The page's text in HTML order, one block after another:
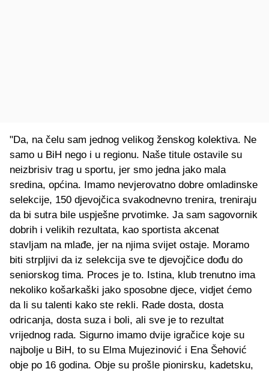
"Da, na čelu sam jednog velikog ženskog kolektiva. Ne
samo u BiH nego i u regionu. Naše titule ostavile su
neizbrisiv trag u sportu, jer smo jedna jako mala
sredina, općina. Imamo nevjerovatno dobre omladinske
selekcije, 150 djevojčica svakodnevno trenira, treniraju
da bi sutra bile uspješne prvotimke. Ja sam sagovornik
dobrih i velikih rezultata, kao sportista akcenat
stavljam na mlađe, jer na njima svijet ostaje. Moramo
biti strpljivi da iz selekcija sve te djevojčice dođu do
seniorskog tima. Proces je to. Istina, klub trenutno ima
nekoliko košarkaški jako sposobne djece, vidjet ćemo
da li su talenti kako ste rekli. Rade dosta, dosta
odricanja, dosta suza i boli, ali sve je to rezultat
vrijednog rada. Sigurno imamo dvije igračice koje su
najbolje u BiH, to su Elma Mujezinović i Ena Šehović
obje po 16 godina. Obje su prošle pionirsku, kadetsku,